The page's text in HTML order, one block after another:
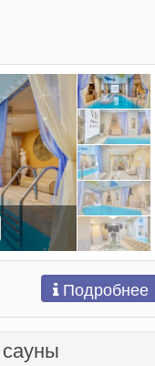
Подробнее